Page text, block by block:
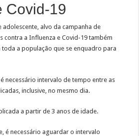
Covid-19
alvo da campanha de
contra a Influenza e Covid-19 também
a população que se enquadro para
necessário intervalo de tempo entre as
inclusive, no mesmo dia.
a partir de 3 anos de idade.
é necessário aguardar o intervalo